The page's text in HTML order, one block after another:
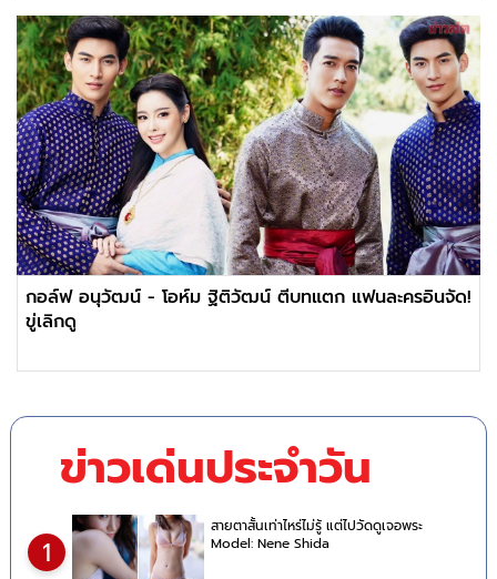
กอล์ฟ อนุวัฒน์ - โอห์ม ฐิติวัฒน์ ตีบทแตก แฟนละครอินจัด!
ขู่เลิกดู
ข่าวเด่นประจำวัน
1
สายตาสั้นเท่าไหร่ไม่รู้ แต่ไปวัดดูเจอพระ
Model: Nene Shida